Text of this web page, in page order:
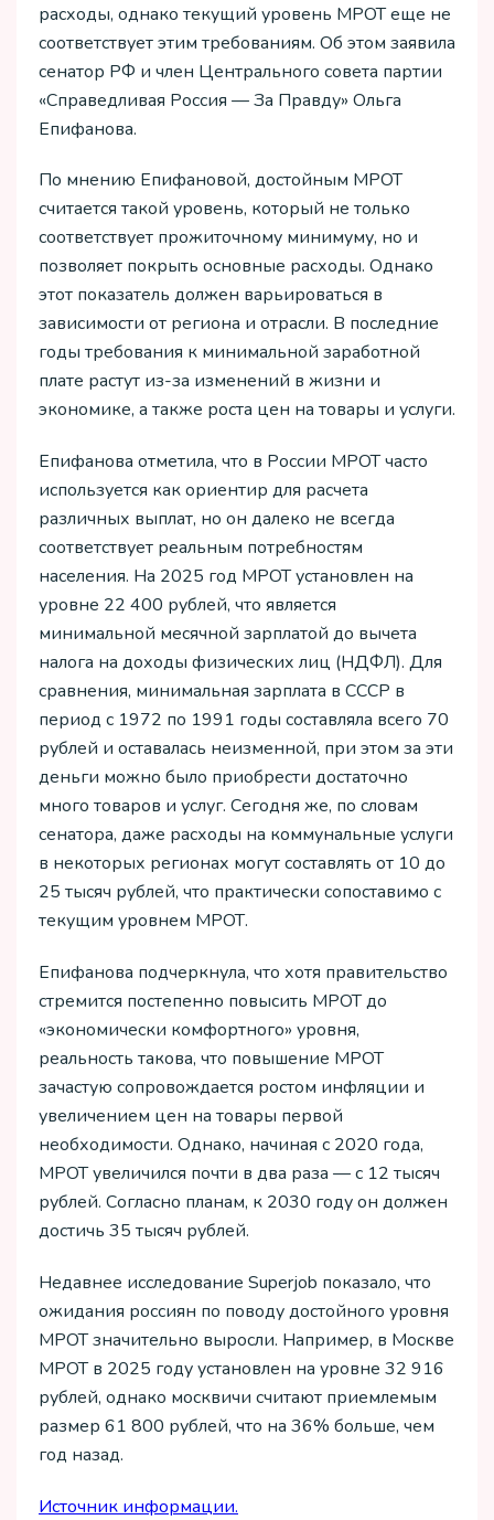
расходы, однако текущий уровень МРОТ еще не
соответствует этим требованиям. Об этом заявила
сенатор РФ и член Центрального совета партии
«Справедливая Россия — За Правду» Ольга
Епифанова.
По мнению Епифановой, достойным МРОТ
считается такой уровень, который не только
соответствует прожиточному минимуму, но и
позволяет покрыть основные расходы. Однако
этот показатель должен варьироваться в
зависимости от региона и отрасли. В последние
годы требования к минимальной заработной
плате растут из-за изменений в жизни и
экономике, а также роста цен на товары и услуги.
Епифанова отметила, что в России МРОТ часто
используется как ориентир для расчета
различных выплат, но он далеко не всегда
соответствует реальным потребностям
населения. На 2025 год МРОТ установлен на
уровне 22 400 рублей, что является
минимальной месячной зарплатой до вычета
налога на доходы физических лиц (НДФЛ). Для
сравнения, минимальная зарплата в СССР в
период с 1972 по 1991 годы составляла всего 70
рублей и оставалась неизменной, при этом за эти
деньги можно было приобрести достаточно
много товаров и услуг. Сегодня же, по словам
сенатора, даже расходы на коммунальные услуги
в некоторых регионах могут составлять от 10 до
25 тысяч рублей, что практически сопоставимо с
текущим уровнем МРОТ.
Епифанова подчеркнула, что хотя правительство
стремится постепенно повысить МРОТ до
«экономически комфортного» уровня,
реальность такова, что повышение МРОТ
зачастую сопровождается ростом инфляции и
увеличением цен на товары первой
необходимости. Однако, начиная с 2020 года,
МРОТ увеличился почти в два раза — с 12 тысяч
рублей. Согласно планам, к 2030 году он должен
достичь 35 тысяч рублей.
Недавнее исследование Superjob показало, что
ожидания россиян по поводу достойного уровня
МРОТ значительно выросли. Например, в Москве
МРОТ в 2025 году установлен на уровне 32 916
рублей, однако москвичи считают приемлемым
размер 61 800 рублей, что на 36% больше, чем
год назад.
Источник информации.